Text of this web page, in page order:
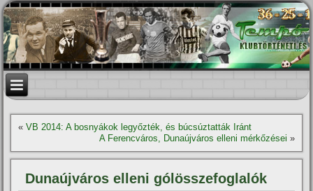
«VB 2014: A bosnyákok legyőzték, és búcsúztatták Iránt
A Ferencváros, Dunaújváros elleni mérkőzései »
Dunaújváros elleni gólösszefoglalók